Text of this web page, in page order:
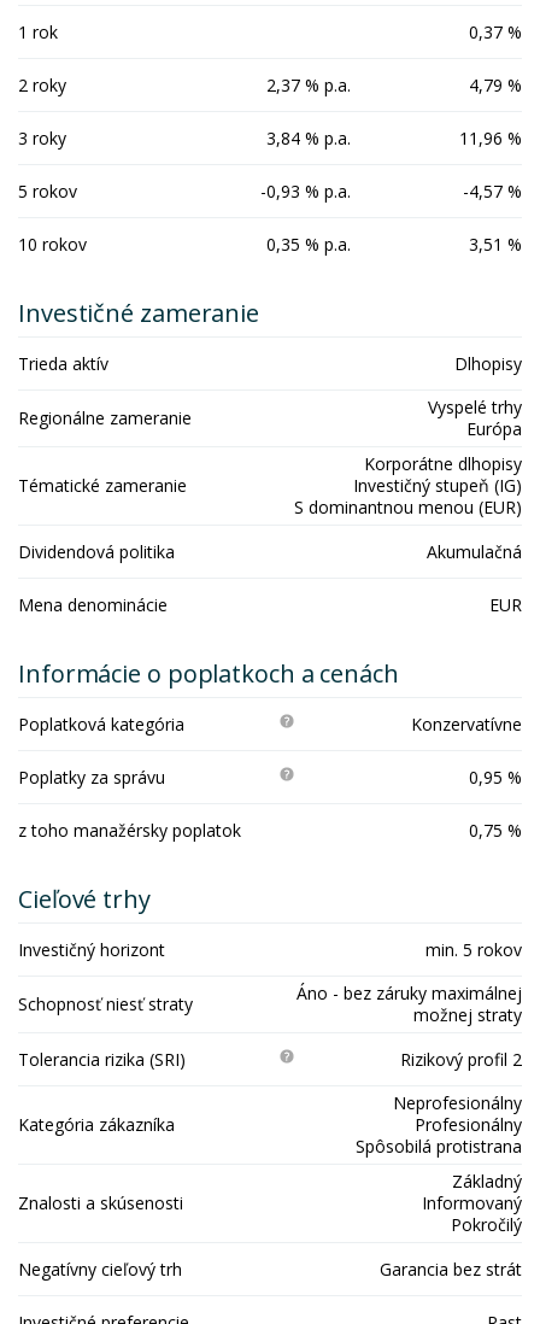
1 rok 0,37 %
2 roky 2,37 % p.a. 4,79 %
3 roky 3,84 % p.a. 11,96 %
5 rokov -0,93 % p.a. -4,57 %
10 rokov 0,35 % p.a. 3,51 %
Investičné zameranie
Trieda aktív Dlhopisy
Regionálne zameranie
Vyspelé trhy
Európa
Tématické zameranie
Korporátne dlhopisy
Investičný stupeň (IG)
S dominantnou menou (EUR)
Dividendová politika
Akumulačná
Mena denominácie EUR
Informácie o poplatkoch a cenách
Poplatková kategória Konzervatívne
Poplatky za správu 0,95 %
z toho manažérsky poplatok 0,75 %
Cieľové trhy
Investičný horizont min. 5 rokov
Schopnosť niesť straty
Áno - bez záruky maximálnej
možnej straty
Tolerancia rizika (SRI)
Rizikový profil 2
Kategória zákazníka
Neprofesionálny
Profesionálny
Spôsobilá protistrana
Znalosti a skúsenosti
Základný
Informovaný
Pokročilý
Negatívny cieľový trh
Garancia bez strát